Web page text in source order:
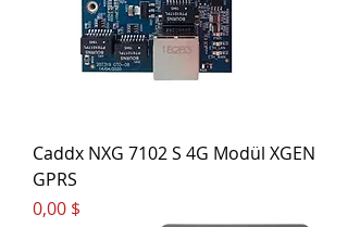
Caddx NXG 7102 S 4G Modül XGEN
GPRS
Цена
0,00 $